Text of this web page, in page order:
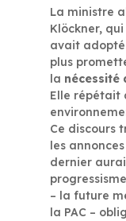
La ministre
Klöckner,
avait
plus
la nécessité
Elle répétait
Ce discours
les
dernier
– la future
la PAC –